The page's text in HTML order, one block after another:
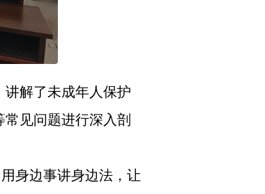
解了未成年人保护
见问题进行深入剖
身边事讲身边法，让